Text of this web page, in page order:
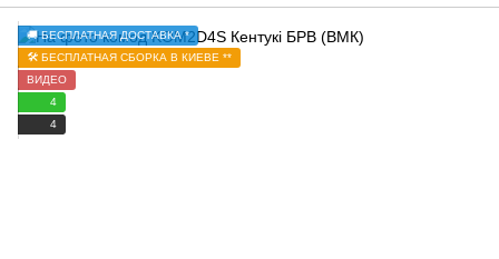
🚚 БЕСПЛАТНАЯ ДОСТАВКА *
🛠️ БЕСПЛАТНАЯ СБОРКА В КИЕВЕ **
ВИДЕО
4
4